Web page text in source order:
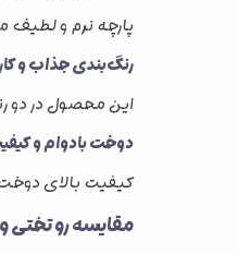
پارچه نرم و
رنگ‌بندی جذاب و
این محصول در دو
دوخت بادوام و
کیفیت بالای دوخت
مقایسه رو